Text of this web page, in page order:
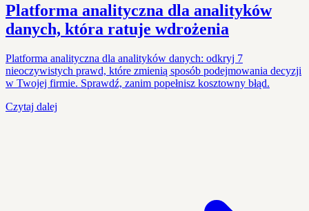
Platforma analityczna dla analityków
danych, która ratuje wdrożenia
Platforma analityczna dla analityków danych: odkryj 7
nieoczywistych prawd, które zmienią sposób podejmowania decyzji
w Twojej firmie. Sprawdź, zanim popełnisz kosztowny błąd.
Czytaj dalej